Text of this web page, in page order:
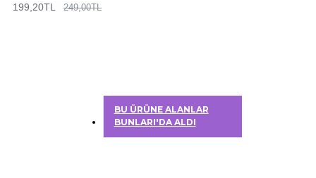
199,20TL 249,00TL
BU ÜRÜNE ALANLAR
BUNLARI'DA ALDI